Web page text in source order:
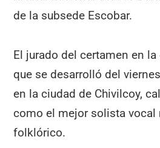
de la subsede Escobar.
El jurado del certamen en
que se desarrolló del
en la ciudad de Chivilcoy,
como el mejor solista vocal
folklórico.